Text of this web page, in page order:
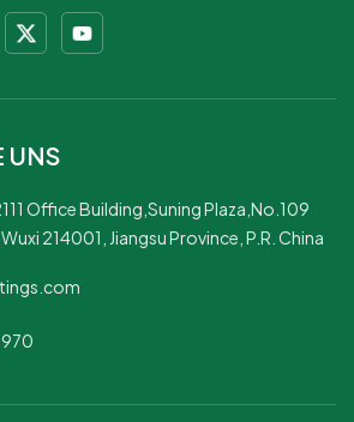
UNS
Office Building,Suning Plaza,No.109
214001, Jiangsu Province, P.R. China